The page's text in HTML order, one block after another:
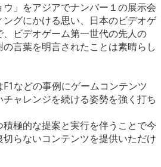
」をアジアでナンバー１の展示会
グにかける思い、日本のビデオゲ
ビデオゲーム第一世代の先人の
言葉を明言されたことは素晴らし
などの事例にゲームコンテンツ
ャレンジを続ける姿勢を強く打ち
極的な提案と実行を伴うことで今
らないコンテンツを提供いただけ